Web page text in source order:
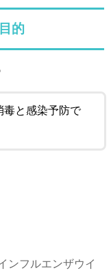
的
毒と感染予防で
ンフルエンザウイ